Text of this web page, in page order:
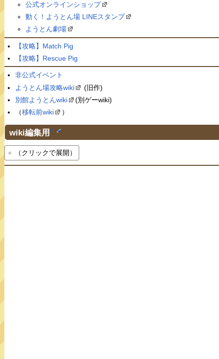
公式オンラインショップ
動く！ようとん場 LINEスタンプ
ようとん劇場
【攻略】Match Pig
【攻略】Rescue Pig
非公式イベント
ようとん場攻略wiki
(旧作)
別館ようとんwiki
(別ゲーwiki)
（移転前wiki ）
wiki編集用 †
（クリックで展開）